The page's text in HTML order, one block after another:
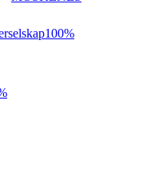
100%